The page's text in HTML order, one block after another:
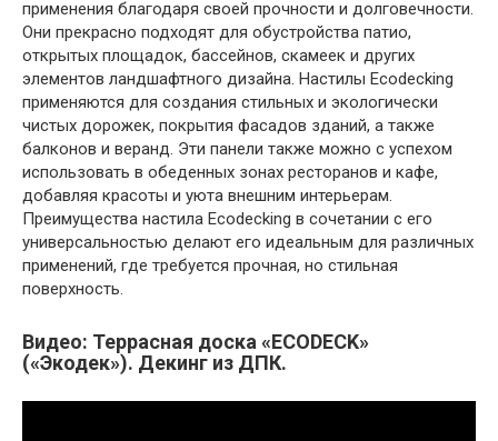
применения благодаря своей прочности и долговечности.
Они прекрасно подходят для обустройства патио,
открытых площадок, бассейнов, скамеек и других
элементов ландшафтного дизайна. Настилы Ecodecking
применяются для создания стильных и экологически
чистых дорожек, покрытия фасадов зданий, а также
балконов и веранд. Эти панели также можно с успехом
использовать в обеденных зонах ресторанов и кафе,
добавляя красоты и уюта внешним интерьерам.
Преимущества настила Ecodecking в сочетании с его
универсальностью делают его идеальным для различных
применений, где требуется прочная, но стильная
поверхность.
Видео: Террасная доска «ECODECK»
(«Экодек»). Декинг из ДПК.